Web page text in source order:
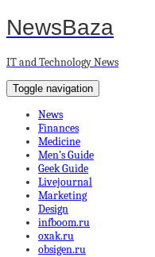
NewsBaza
IT and Technology News
Toggle navigation
News
Finances
Medicine
Men’s Guide
Geek Guide
Livejournal
Marketing
Design
infboom.ru
oxak.ru
obsigen.ru